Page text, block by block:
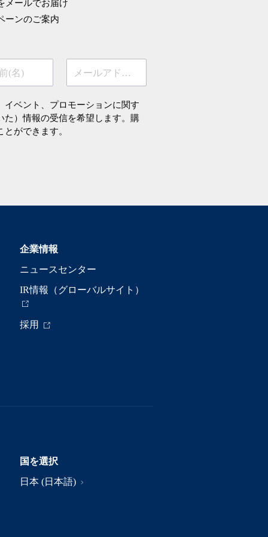
メールでお届け
ーンのご案内
(名) メールアドレス
イベント、プロモーションに関す
た）情報の受信を希望します。購
ができます。
企業情報
ニュースセンター
IR情報（グローバルサイト）
採用
国を選択
日本 (日本語)